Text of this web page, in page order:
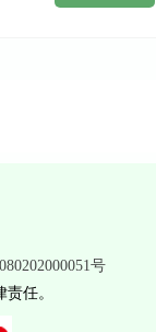
号
任。